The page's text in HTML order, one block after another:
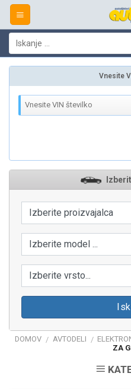
Skip
content
Išči:
Vnesite
Izberite proizvajalca
Izberite model ...
Izberite vrsto...
DOMOV / AVTODELI /
ZA